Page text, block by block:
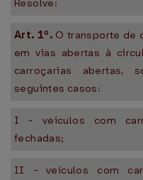
Resolve:
Art. 1º. O transporte de
em vias abertas à
carroçarias abertas,
seguintes casos:
I - veículos com
fechadas;
II - veículos com